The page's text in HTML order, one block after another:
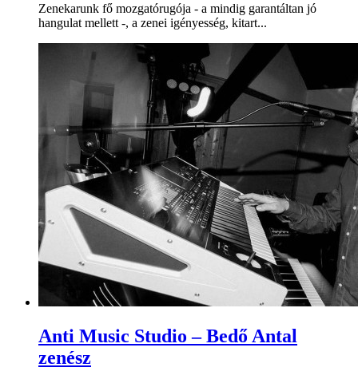
Zenekarunk fő mozgatórugója - a mindig garantáltan jó
hangulat mellett -, a zenei igényesség, kitart...
Anti Music Studio – Bedő Antal
zenész